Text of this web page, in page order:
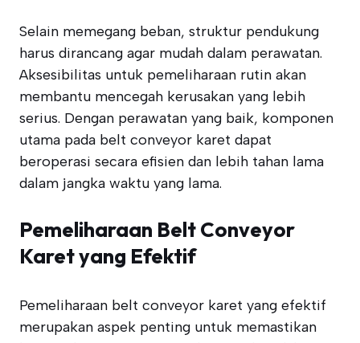
Selain memegang beban, struktur pendukung
harus dirancang agar mudah dalam perawatan.
Aksesibilitas untuk pemeliharaan rutin akan
membantu mencegah kerusakan yang lebih
serius. Dengan perawatan yang baik, komponen
utama pada belt conveyor karet dapat
beroperasi secara efisien dan lebih tahan lama
dalam jangka waktu yang lama.
Pemeliharaan Belt Conveyor
Karet yang Efektif
Pemeliharaan belt conveyor karet yang efektif
merupakan aspek penting untuk memastikan